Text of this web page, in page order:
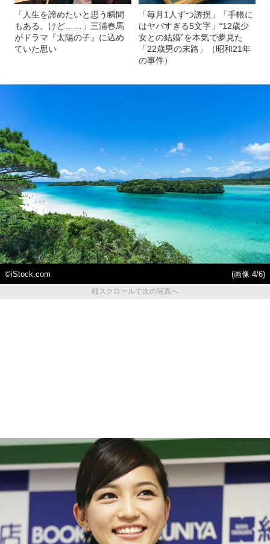
「人生を諦めたいと思う瞬間
もある。けど……」三浦春馬
がドラマ『太陽の子』に込め
ていた思い
「毎月1人ずつ誘拐」「手帳に
はヤバすぎる5文字」“12歳少
女との結婚”を本気で夢見た
「22歳男の末路」（昭和21年
の事件）
©iStock.com
(画像 4/6)
縦スクロールで次の写真へ